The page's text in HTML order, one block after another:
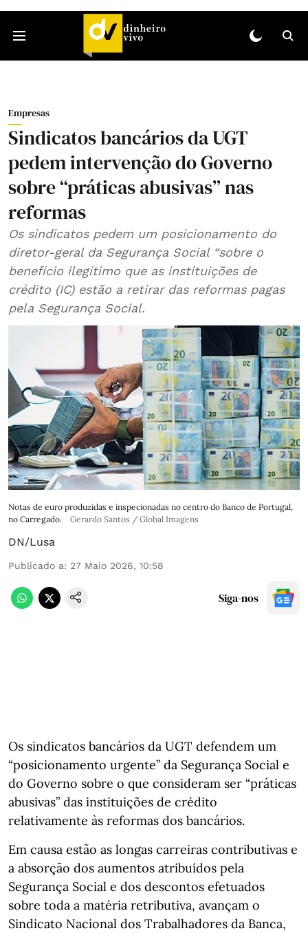
Empresas
Sindicatos bancários da UGT
pedem intervenção do Governo
sobre “práticas abusivas” nas
reformas
Os sindicatos pedem um posicionamento do
diretor-geral da Segurança Social “sobre o
benefício ilegítimo que as instituições de
crédito (IC) estão a retirar das reformas pagas
pela Segurança Social.
Notas de euro produzidas e inspecionadas no centro do Banco de Portugal,
no Carregado.
Gerardo Santos / Global Imagens
DN/Lusa
Publicado a: 27 Maio 2026, 10:58
Siga-nos
Os sindicatos bancários da UGT defendem um
“posicionamento urgente” da Segurança Social e
do Governo sobre o que consideram ser “práticas
abusivas” das instituições de crédito
relativamente às reformas dos bancários.
Em causa estão as longas carreiras contributivas e
a absorção dos aumentos atribuídos pela
Segurança Social e dos descontos efetuados
sobre toda a matéria retributiva, avançam o
Sindicato Nacional dos Trabalhadores da Banca,